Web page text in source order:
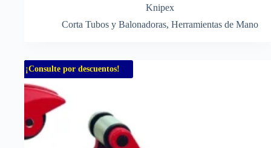
Knipex
Corta Tubos y Balonadoras, Herramientas de Mano
¡Consulte por descuentos!